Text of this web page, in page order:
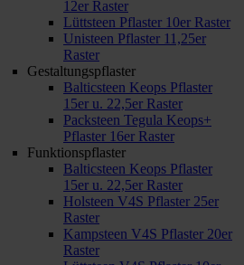
12er Raster
Lüttsteen Pflaster 10er Raster
Unisteen Pflaster 11,25er
Raster
Gestaltungspflaster
Balticsteen Keops Pflaster
15er u. 22,5er Raster
Packsteen Tegula Keops+
Pflaster 16er Raster
Funktionspflaster
Balticsteen Keops Pflaster
15er u. 22,5er Raster
Holsteen V4S Pflaster 25er
Raster
Kampsteen V4S Pflaster 20er
Raster